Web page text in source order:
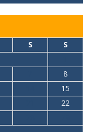
S S
8
15
22